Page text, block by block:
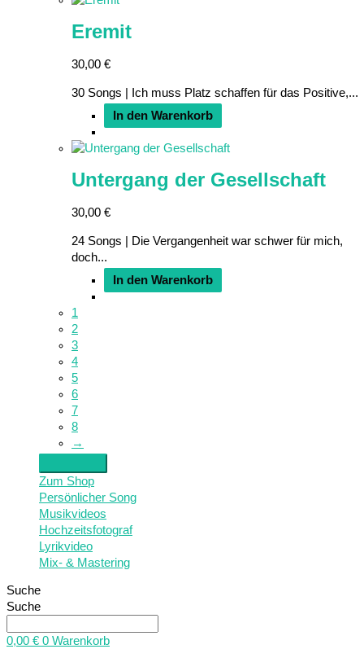
Eremit
30,00 €
30 Songs | Ich muss Platz schaffen für das Positive,...
In den Warenkorb
Untergang der Gesellschaft
30,00 €
24 Songs | Die Vergangenheit war schwer für mich,
doch...
In den Warenkorb
1
2
3
4
5
6
7
8
→
Zum Shop
Persönlicher Song
Musikvideos
Hochzeitsfotograf
Lyrikvideo
Mix- & Mastering
Suche
Suche
0,00 € 0 Warenkorb